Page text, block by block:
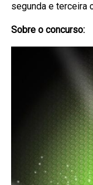
segunda e terceira
Sobre o concurso: